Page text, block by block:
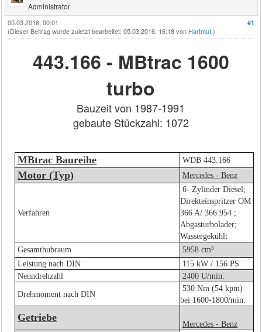
Administrator
#1
05.03.2016, 00:01
(Dieser Beitrag wurde zuletzt bearbeitet: 05.03.2016, 16:18 von Hartmut.)
443.166 - MBtrac 1600
turbo
Bauzeit von 1987-1991
gebaute Stückzahl: 1072
MBtrac Baureihe WDB 443.166
Motor (Typ) Mercedes - Benz
Verfahren
6- Zylinder Diesel;
Direkteinspritzer OM
366 A/ 366.954 ;
Abgasturbolader;
Wassergekühlt
Gesamthubraum
5958 cm³
Leistung nach DIN
115 kW / 156 PS
Nenndrehzahl
2400 U/min.
Drehmoment nach DIN
530 Nm (54 kpm)
bei 1600-1800/min.
Getriebe
Mercedes - Benz